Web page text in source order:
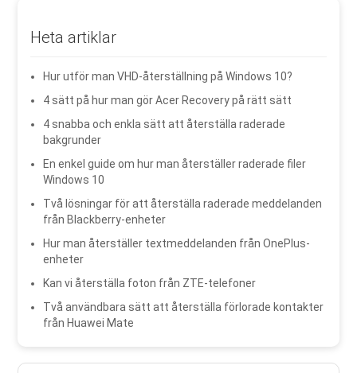
Heta artiklar
Hur utför man VHD-återställning på Windows 10?
4 sätt på hur man gör Acer Recovery på rätt sätt
4 snabba och enkla sätt att återställa raderade
bakgrunder
En enkel guide om hur man återställer raderade filer
Windows 10
Två lösningar för att återställa raderade meddelanden
från Blackberry-enheter
Hur man återställer textmeddelanden från OnePlus-
enheter
Kan vi återställa foton från ZTE-telefoner
Två användbara sätt att återställa förlorade kontakter
från Huawei Mate